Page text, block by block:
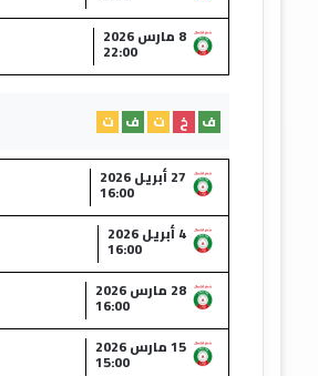
8 مارس 2026
22:00
ف خ ت ف ت
27 أبريل 2026
16:00
4 أبريل 2026
16:00
28 مارس 2026
16:00
15 مارس 2026
15:00